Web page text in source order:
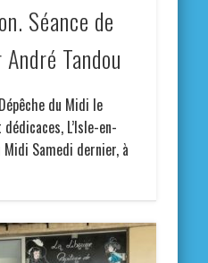
Séance de
Tandou
du Midi le
L’Isle-en-
Midi Samedi dernier, à